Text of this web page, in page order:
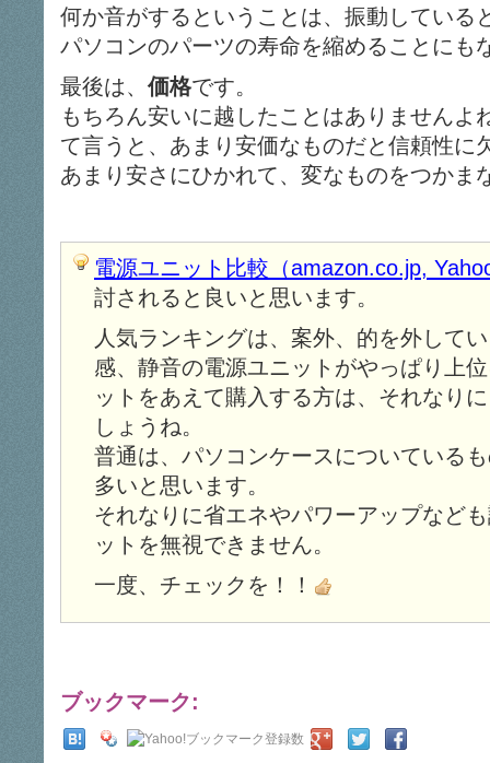
何か音がするということは、振動している
パソコンのパーツの寿命を縮めることにも
最後は、 価格です。
もちろん安いに越したことはありませんよ
て言うと、あまり安価なものだと信頼性に
あまり安さにひかれて、変なものをつかま
電源ユニット比較（amazon.co.jp,
討されると良いと思います。
人気ランキングは、案外、的を外して
感、静音の電源ユニットがやっぱり上
ットをあえて購入する方は、それなり
しょうね。
普通は、パソコンケースについている
多いと思います。
それなりに省エネやパワーアップなど
ットを無視できません。
一度、チェックを！！
ブックマーク: